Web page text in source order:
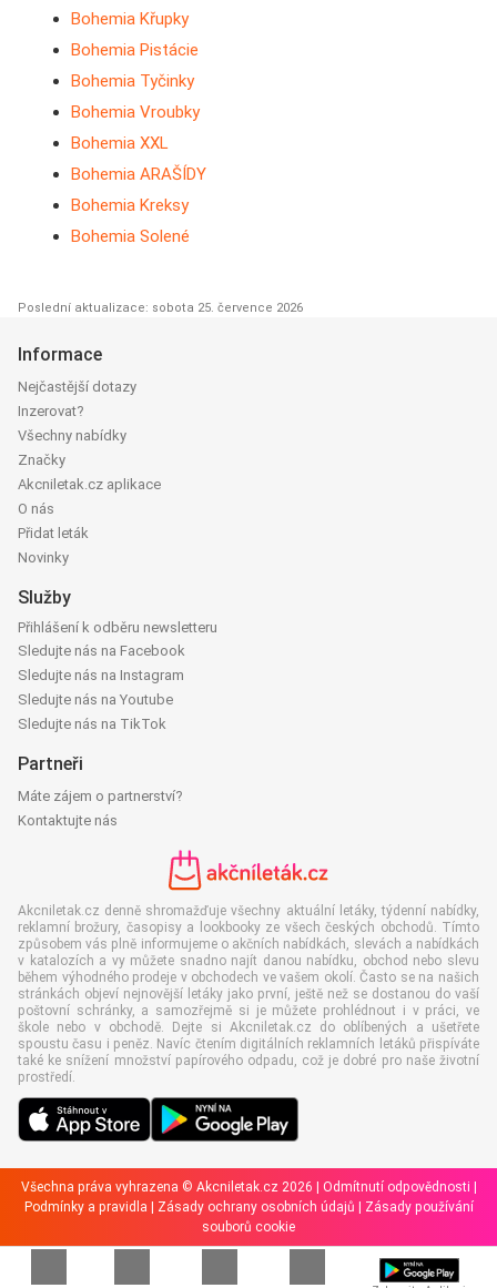
Bohemia Křupky
Bohemia Pistácie
Bohemia Tyčinky
Bohemia Vroubky
Bohemia XXL
Bohemia ARAŠÍDY
Bohemia Kreksy
Bohemia Solené
Poslední aktualizace: sobota 25. července 2026
Informace
Nejčastější dotazy
Inzerovat?
Všechny nabídky
Značky
Akcniletak.cz aplikace
O nás
Přidat leták
Novinky
Služby
Přihlášení k odběru newsletteru
Sledujte nás na Facebook
Sledujte nás na Instagram
Sledujte nás na Youtube
Sledujte nás na TikTok
Partneři
Máte zájem o partnerství?
Kontaktujte nás
Akcniletak.cz denně shromažďuje všechny aktuální letáky, týdenní nabídky,
reklamní brožury, časopisy a lookbooky ze všech českých obchodů. Tímto
způsobem vás plně informujeme o akčních nabídkách, slevách a nabídkách
v katalozích a vy můžete snadno najít danou nabídku, obchod nebo slevu
během výhodného prodeje v obchodech ve vašem okolí. Často se na našich
stránkách objeví nejnovější letáky jako první, ještě než se dostanou do vaší
poštovní schránky, a samozřejmě si je můžete prohlédnout i v práci, ve
škole nebo v obchodě. Dejte si Akcniletak.cz do oblíbených a ušetřete
spoustu času i peněz. Navíc čtením digitálních reklamních letáků přispíváte
také ke snížení množství papírového odpadu, což je dobré pro naše životní
prostředí.
Všechna práva vyhrazena © Akcniletak.cz 2026 | Odmítnutí odpovědnosti
Podmínky a pravidla
Zásady ochrany osobních údajů
Zásady používání
souborů cookie